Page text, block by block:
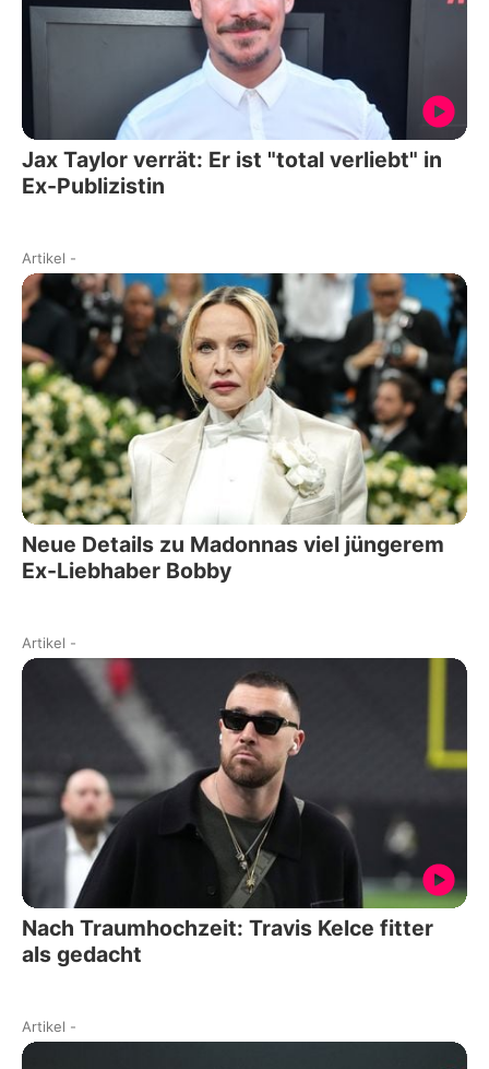
Jax Taylor verrät: Er ist "total verliebt" in
Ex-Publizistin
Artikel -
Neue Details zu Madonnas viel jüngerem
Ex-Liebhaber Bobby
Artikel -
Nach Traumhochzeit: Travis Kelce fitter
als gedacht
Artikel -